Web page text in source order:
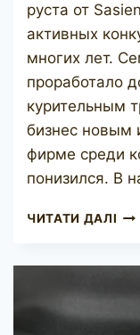
руста от
активных
многих лет.
проработало
курительным
бизнес новым
фирме среди
понизился. В
ЧИТАТИ ДАЛІ